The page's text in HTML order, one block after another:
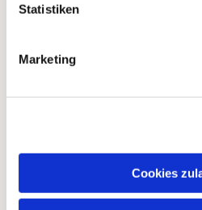
Statistiken
Marketing
Cookies
Dies könnte